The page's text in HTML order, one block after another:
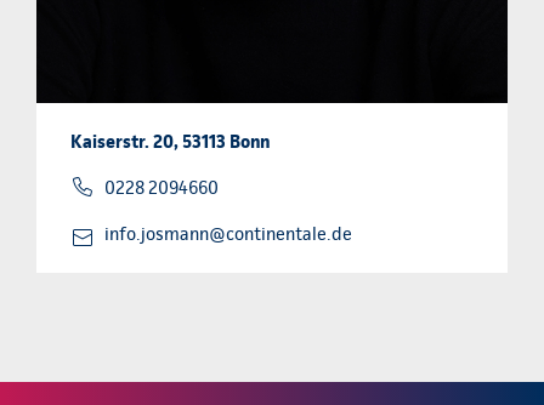
Kaiserstr. 20, 53113 Bonn
0228 2094660
info.josmann@continentale.de